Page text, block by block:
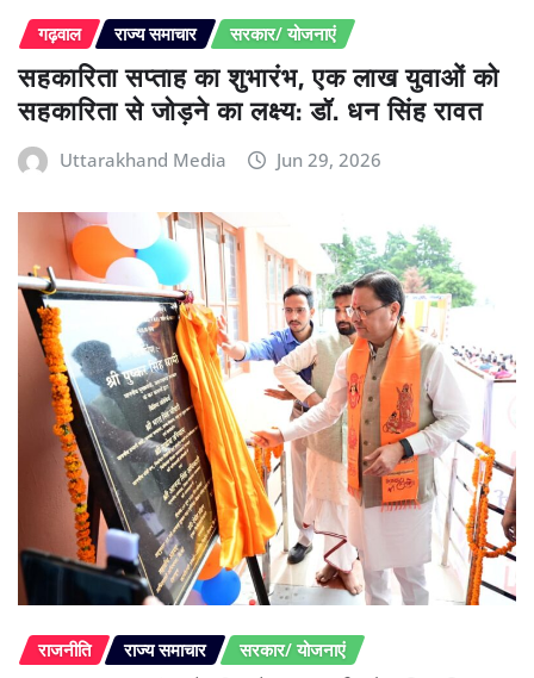
गढ़वाल राज्य समाचार सरकार/ योजनाएं
सहकारिता सप्ताह का शुभारंभ, एक लाख युवाओं को
सहकारिता से जोड़ने का लक्ष्य: डॉ. धन सिंह रावत
Uttarakhand Media Jun 29, 2026
राजनीति राज्य समाचार सरकार/ योजनाएं